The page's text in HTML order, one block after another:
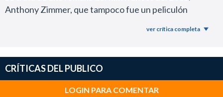
Anthony Zimmer, que tampoco fue un peliculón
protagonistas y en la versión hollywoodense ocurre lo
Si disfrutás de Johnny Depp en el cine la vas a pasar
ver crítica completa
CRÍTICAS DEL PUBLICO
LOGIN PARA COMENTAR